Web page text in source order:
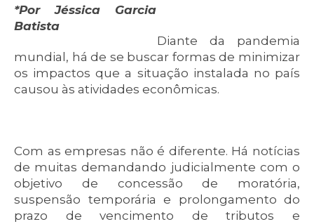
*Por Jéssica Garcia
Batista
Diante da pandemia
mundial, há de se buscar formas de minimizar
os impactos que a situação instalada no país
causou às atividades econômicas.
Com as empresas não é diferente. Há notícias
de muitas demandando judicialmente com o
objetivo de concessão de moratória,
suspensão temporária e prolongamento do
prazo de vencimento de tributos e